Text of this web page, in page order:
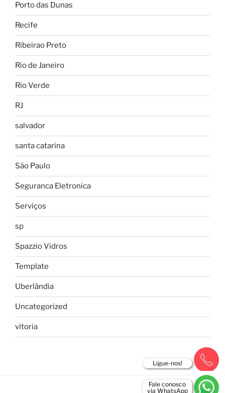
Fale conosco
via WhatsApp
Ligue-nos!
Porto das Dunas
Recife
Ribeirao Preto
Rio de Janeiro
Rio Verde
RJ
salvador
santa catarina
São Paulo
Seguranca Eletronica
Serviços
sp
Spazzio Vidros
Template
Uberlândia
Uncategorized
vitoria